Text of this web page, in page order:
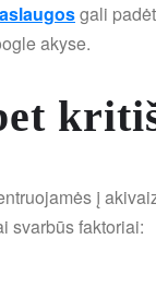
gali
akyse.
į
svarbūs faktoriai: